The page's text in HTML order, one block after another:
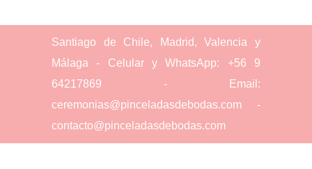
Santiago de Chile, Madrid, Valencia y
Málaga - Celular y WhatsApp: +56 9
64217869 - Email:
ceremonias@pinceladasdebodas.com -
contacto@pinceladasdebodas.com